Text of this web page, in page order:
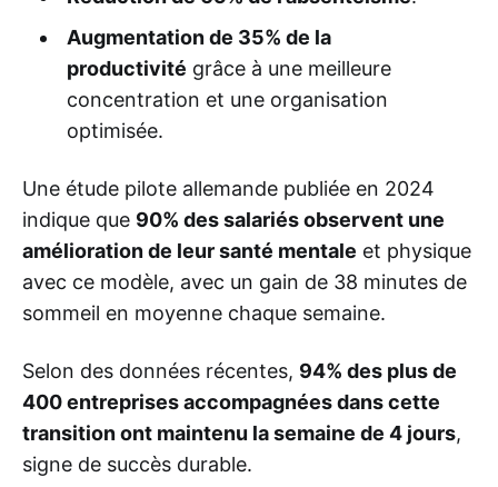
Augmentation de 35% de la
productivité grâce à une meilleure
concentration et une organisation
optimisée.
Une étude pilote allemande publiée en 2024
indique que 90% des salariés observent une
amélioration de leur santé mentale et physique
avec ce modèle, avec un gain de 38 minutes de
sommeil en moyenne chaque semaine.
Selon des données récentes, 94% des plus de
400 entreprises accompagnées dans cette
transition ont maintenu la semaine de 4 jours,
signe de succès durable.